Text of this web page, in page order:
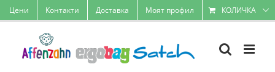
Skip
to
Цени Контакти Доставка Моят профил КОЛИЧКА